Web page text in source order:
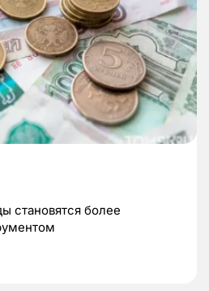
становятся более